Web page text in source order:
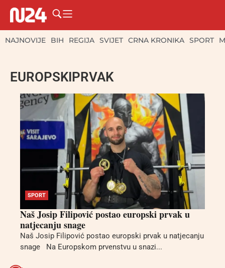
NAJNOVIJE BIH REGIJA SVIJET CRNA KRONIKA SPORT
EUROPSKIPRVAK
SPORT
Naš Josip Filipović postao europski prvak u
natjecanju snage
Naš Josip Filipović postao europski prvak u natjecanju
snage Na Europskom prvenstvu u snazi...